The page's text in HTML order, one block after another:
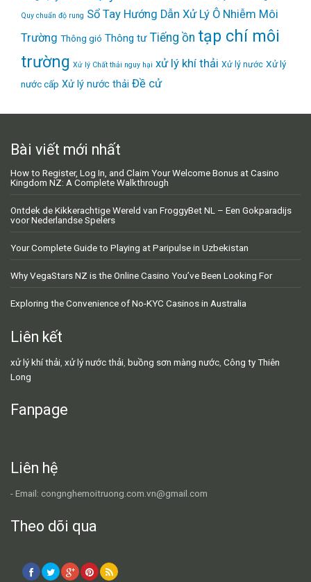
Quy chuẩn độ rung Sổ Tay Hướng Dẫn Xử Lý Ô Nhiễm Môi
Trường Thông gió Thông tư Tiếng ồn tạp chí môi
trường Xử lý Chất thải nguy hại xử lý khí thải Xử lý nước Xử lý
nước cấp Xử lý nước thải Đề cử
Bài viết mới nhất
How to Register, Log In, and Claim Your Welcome Bonus at Casino
Kingdom NZ: A Complete Walkthrough
Ontdek de Kikkerachtige Wereld van FroggyBet NL – Een Gokparadijs
voor Nederlandse Spelers
Your Complete Guide to Playing at Paripulse in Uzbekistan
Why VegaStars NZ is the Online Casino You’ve Been Looking For
Exploring the Convenience of No-KYC Casinos in Australia
Liên kết
xử lý khí thải, xử lý nước thải, buồng sơn màng nước, Công ty Thiên
Long
Fanpage
Liên hệ
- Email: congnghemoitruong.com.vn@gmail.com
Theo dõi qua